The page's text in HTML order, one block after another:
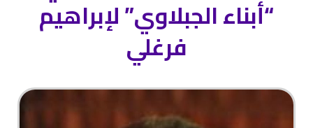
“أبناء الجبلاوي” لإبراهيم
فرغلي